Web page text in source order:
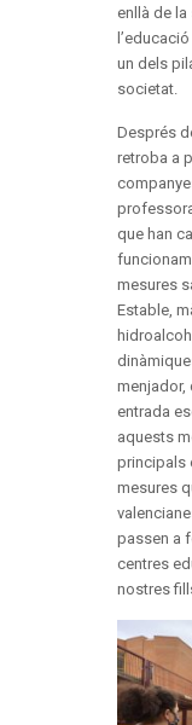
enllà de
un dels
societat.
Després
retroba a
que han
mesures
Estable,
menjador,
entrada
aquests
principals
mesures
passen a
centres
nostres